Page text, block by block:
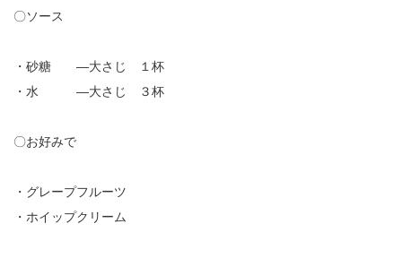
〇ソース
・砂糖 ―大さじ １杯
・水 ―大さじ ３杯
〇お好みで
・グレープフルーツ
・ホイップクリーム